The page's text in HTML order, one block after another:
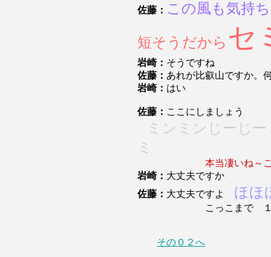
佐藤： この風も気持
短そうだから セ
岩崎： そうですね
佐藤： あれが比叡山ですか。
岩崎： はい
佐藤： ここにしましょう
ミンミンじーじ
ミ
本当凄いね～
岩崎： 大丈夫ですか
佐藤： 大丈夫ですよ ほ
こっこまで １２分
その０２へ